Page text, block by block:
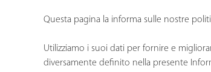
Questa pagina la informa sulle nostre
Utilizziamo i suoi dati per fornire e
diversamente definito nella presente